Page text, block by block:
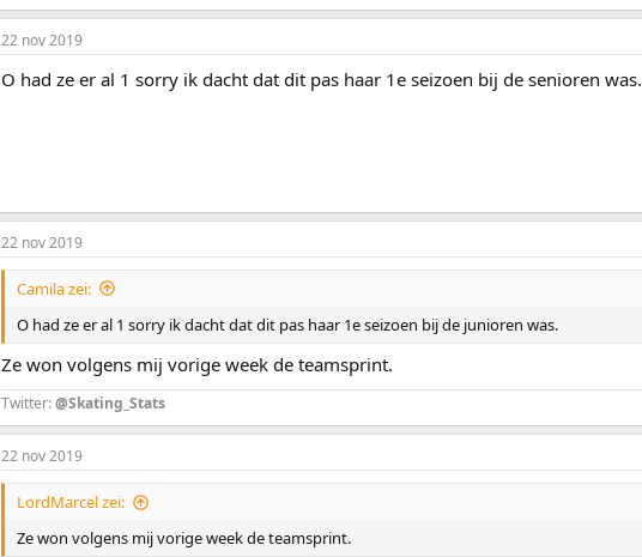
22 nov 2019
O had ze er al 1 sorry ik dacht dat dit pas haar 1e seizoen bij de senioren was.
22 nov 2019
Camila zei:
O had ze er al 1 sorry ik dacht dat dit pas haar 1e seizoen bij de junioren was.
Ze won volgens mij vorige week de teamsprint.
Twitter:@Skating_Stats
22 nov 2019
LordMarcel zei:
Ze won volgens mij vorige week de teamsprint.